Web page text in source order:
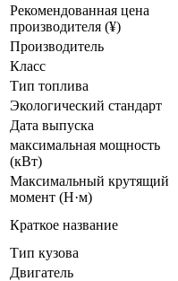
Рекомендованная цена
производителя (¥)
Производитель
Класс
Тип топлива
Экологический стандарт
Дата выпуска
максимальная мощность
(кВт)
Максимальный крутящий
момент (Н·м)
Краткое название
Тип кузова
Двигатель